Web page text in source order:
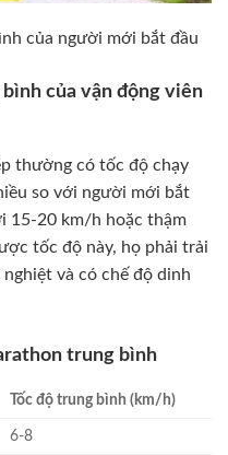
của người mới bắt đầu
của vận động viên
thường có tốc độ chạy
so với người mới bắt
15-20 km/h hoặc thậm
tốc độ này, họ phải trải
và có chế độ dinh
trung bình
Tốc độ trung bình (km/h)
6-8